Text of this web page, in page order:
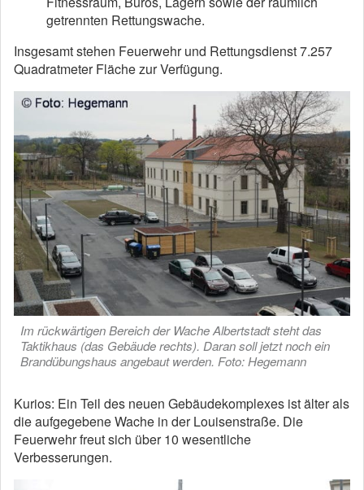
getrennten Rettungswache.
Insgesamt stehen Feuerwehr und Rettungsdienst 7.257
Quadratmeter Fläche zur Verfügung.
Im rückwärtigen Bereich der Wache Albertstadt steht das
Taktikhaus (das Gebäude rechts). Daran soll jetzt noch ein
Brandübungshaus angebaut werden. Foto: Hegemann
Kurios: Ein Teil des neuen Gebäudekomplexes ist älter als
die aufgegebene Wache in der Louisenstraße. Die
Feuerwehr freut sich über 10 wesentliche
Verbesserungen.